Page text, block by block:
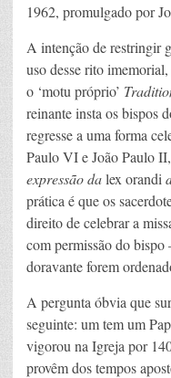
1962, promulgado por
A intenção de restringir
uso desse rito
o ‘motu próprio’
reinante insta os bispos
regresse a uma forma
Paulo VI e João Paulo
expressão dalex orandi
prática é que os
direito de celebrar a
com permissão do
doravante forem
A pergunta óbvia que
seguinte: um tem um
vigorou na Igreja por
provêm dos tempos